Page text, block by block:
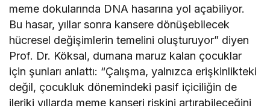
meme dokularında DNA hasarına yol açabiliyor.
Bu hasar, yıllar sonra kansere dönüşebilecek
hücresel değişimlerin temelini oluşturuyor” diyen
Prof. Dr. Köksal, dumana maruz kalan çocuklar
için şunları anlattı: “Çalışma, yalnızca erişkinlikteki
değil, çocukluk dönemindeki pasif içiciliğin de
ileriki yıllarda meme kanseri riskini artırabileceğini